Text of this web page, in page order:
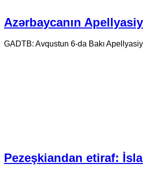
Azərbaycanın
GADTB: Avqustun 6-da Bakı
Pezeşkiandan etiraf: